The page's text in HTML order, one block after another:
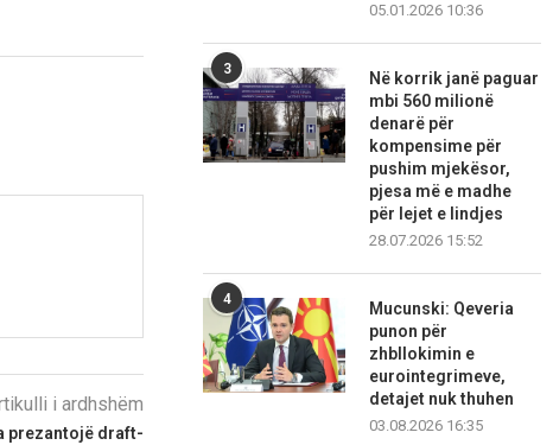
i ardhshëm
prezantojë draft-
05.01.2026 10:36
3
Në korrik janë paguar
mbi 560 milionë
denarë për
kompensime për
pushim mjekësor,
pjesa më e madhe
për lejet e lindjes
28.07.2026 15:52
4
Mucunski: Qeveria
punon për
zhbllokimin e
eurointegrimeve,
detajet nuk thuhen
03.08.2026 16:35